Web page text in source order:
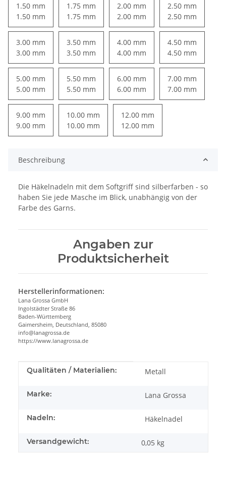
1.50 mm
1.50 mm
1.75 mm
1.75 mm
2.00 mm
2.00 mm
2.50 mm
2.50 mm
3.00 mm
3.00 mm
3.50 mm
3.50 mm
4.00 mm
4.00 mm
4.50 mm
4.50 mm
5.00 mm
5.00 mm
5.50 mm
5.50 mm
6.00 mm
6.00 mm
7.00 mm
7.00 mm
9.00 mm
9.00 mm
10.00 mm
10.00 mm
12.00 mm
12.00 mm
Beschreibung
Die Häkelnadeln mit dem Softgriff sind silberfarben - so
haben Sie jede Masche im Blick, unabhängig von der
Farbe des Garns.
Angaben zur
Produktsicherheit
Herstellerinformationen:
Lana Grossa GmbH
Ingolstädter Straße 86
Baden-Württemberg
Gaimersheim, Deutschland, 85080
info@lanagrossa.de
https://www.lanagrossa.de
Produkteigenschaft
Wert
Qualitäten / Materialien: Metall
Marke: Lana Grossa
Nadeln: Häkelnadel
Versandgewicht: 0,05 kg